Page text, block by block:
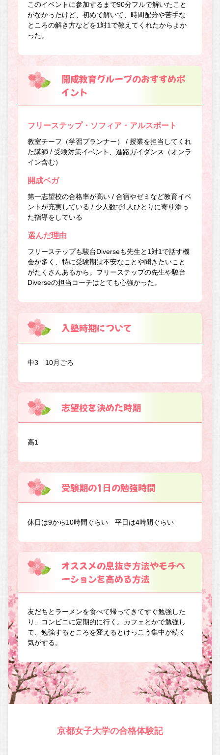
このイベントに参加するまで90分フルで解いたこと
がなかったけど、初めて解いて、時間配分や苦手な
ところの解き方などを1対1で教えてくれたからよか
った。
開成教育グループのおすすめポ
イント
フリーステップ・ソフィア・アルスポート
教室チーフ（学習プランナー） / 授業を担当してくれ
た講師 / 受験対策イベント、進路ガイダンス（オンラ
イン含む）
開成ベガ
第一志望校の合格率が高い / 合宿やゼミなど教育イベ
ントが充実している / 少人数で1人ひとりに寄り添っ
た指導をしている
選んだ理由
フリーステップも駿台Diverseも先生と1対1で話す機
会が多く、特に受験期は不安なことや聞きたいこと
がたくさんあるから。フリーステップの先生や駿台
Diverseの担当コーチはとても心強かった。
入塾時期について
中3 10月ごろ
志望校を決めた時期
高1
受験期の1日の勉強時間
休日は9から10時間ぐらい 平日は4時間ぐらい
オススメの息抜き方法やモチベ
ーションを高める方法
友だちとラーメンを食べて帰ってきてすぐ勉強した
り、コンビニに定期的に行く。カフェとかで勉強し
て、勉強するところを変えるとけっこう集中が続く
気がする。
京都女子大学の合格体験記